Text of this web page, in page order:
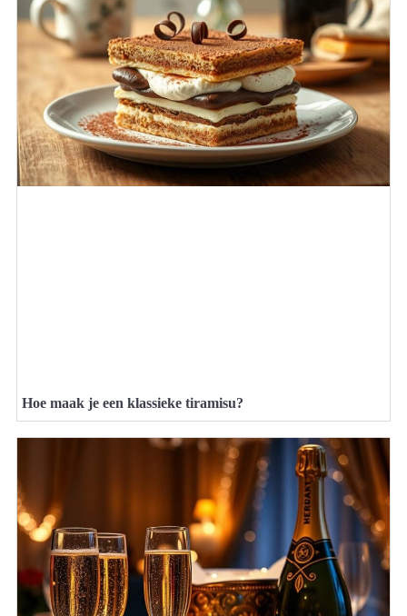
Hoe maak je een klassieke tiramisu?